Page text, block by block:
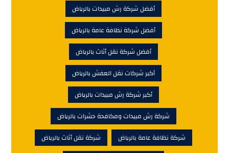
أفضل شركة رش مبيدات بالرياض
أفضل شركة نظافة عامة بالرياض
أفضل شركة نقل أثاث بالرياض
أكبر شركات نقل العفش بالرياض
أكبر شركة رش مبيدات بالرياض
شركة رش مبيدات ومكافحة حشرات بالرياض
شركة نظافة عامة بالرياض
شركة نقل أثاث بالرياض